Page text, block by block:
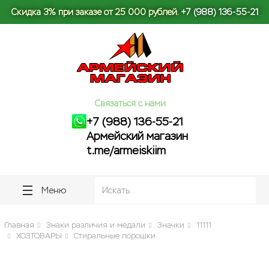
Скидка 3% при заказе от 25 000 рублей. +7 (988) 136-55-21
Связаться с нами
+7 (988) 136-55-21
Армейский магазин
t.me/armeiskiim
Меню
Главная Знаки различия и медали Значки
11111
ХОЗТОВАРЫ
Стиральные порошки